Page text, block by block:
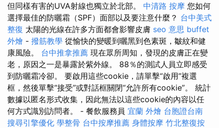
但同樣有害的UVA射線也獨立於北部。 中清路 按摩 您如何
選擇最佳的防曬霜（SPF）面部以及要注意什麼？ 台中美式
整復 太陽的光線在許多方面都會影響皮膚 seo 意思 buffet
外燴 - 撥筋教學 從愉快的變暖到曬黑到色素斑，皺紋和健
康風險。 台中推拿推薦 現在眾所周知，發現的皮膚正在變
老，原因之一是暴露於紫外線。 88％的測試人員立即感受
到防曬霜冷卻。 要啟用這些cookie，請單擊“啟用”複選
框，然後單擊“接受”或對話框關閉“允許所有cookie”。 統計
數據以匿名形式收集，因此無法以這些cookie的內容以任
何方式識別訪問者。 - 餐飲服務員 宜蘭 外燴 台胞證台南
搜尋引擎優化 學整骨 台中按摩推薦 身體按摩 竹北整復按